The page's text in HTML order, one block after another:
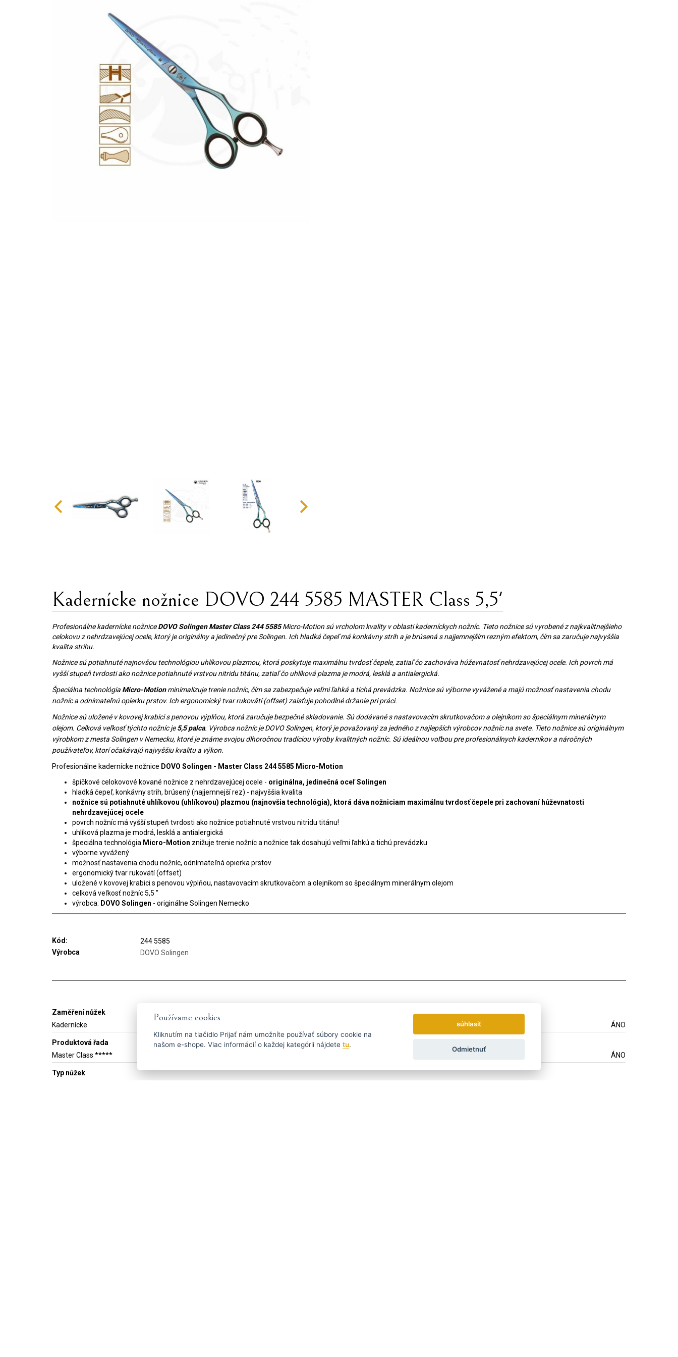
Kadernícke nožnice DOVO 244 5585 MASTER Class 5,5'
Profesionálne kadernícke nožniceDOVO Solingen Master Class 244 5585Micro-Motion sú vrcholom kvality v oblasti kaderníckych nožníc. Tieto nožnice sú vyrobené z najkvalitnejšieho
celokovu z nehrdzavejúcej ocele, ktorý je originálny a jedinečný pre Solingen. Ich hladká čepeľ má konkávny strih a je brúsená s najjemnejším rezným efektom, čím sa zaručuje najvyššia
kvalita strihu.
Nožnice sú potiahnuté najnovšou technológiou uhlíkovou plazmou, ktorá poskytuje maximálnu tvrdosť čepele, zatiaľ čo zachováva húževnatosť nehrdzavejúcej ocele. Ich povrch má
vyšší stupeň tvrdosti ako nožnice potiahnuté vrstvou nitridu titánu, zatiaľ čo uhlíková plazma je modrá, lesklá a antialergická.
Špeciálna technológia Micro-Motionminimalizuje trenie nožníc, čím sa zabezpečuje veľmi ľahká a tichá prevádzka. Nožnice sú výborne vyvážené a majú možnosť nastavenia chodu
nožníc a odnímateľnú opierku prstov. Ich ergonomický tvar rukovätí (offset) zaisťuje pohodlné držanie pri práci.
Nožnice sú uložené v kovovej krabici s penovou výplňou, ktorá zaručuje bezpečné skladovanie. Sú dodávané s nastavovacím skrutkovačom a olejníkom so špeciálnym minerálnym
olejom. Celková veľkosť týchto nožníc je5,5 palca. Výrobca nožníc je DOVO Solingen, ktorý je považovaný za jedného z najlepších výrobcov nožníc na svete. Tieto nožnice sú originálnym
výrobkom z mesta Solingen v Nemecku, ktoré je známe svojou dlhoročnou tradíciou výroby kvalitných nožníc. Sú ideálnou voľbou pre profesionálnych kaderníkov a náročných
používateľov, ktorí očakávajú najvyššiu kvalitu a výkon.
Profesionálne kadernícke nožnice DOVO Solingen - Master Class 244 5585 Micro-Motion
špičkové celokovové kované nožnice z nehrdzavejúcej ocele - originálna, jedinečná oceľ Solingen
hladká čepeľ, konkávny strih, brúsený (najjemnejší rez) - najvyššia kvalita
nožnice sú potiahnuté uhlíkovou (uhlíkovou) plazmou (najnovšia technológia), ktorá dáva nožniciam maximálnu tvrdosť čepele pri zachovaní húževnatosti
nehrdzavejúcej ocele
povrch nožníc má vyšší stupeň tvrdosti ako nožnice potiahnuté vrstvou nitridu titánu!
uhlíková plazma je modrá, lesklá a antialergická
špeciálna technológia Micro-Motion znižuje trenie nožníc a nožnice tak dosahujú veľmi ľahkú a tichú prevádzku
výborne vyvážený
možnosť nastavenia chodu nožníc, odnímateľná opierka prstov
ergonomický tvar rukovätí (offset)
uložené v kovovej krabici s penovou výplňou, nastavovacím skrutkovačom a olejníkom so špeciálnym minerálnym olejom
celková veľkosť nožníc 5,5 "
výrobca: DOVO Solingen - originálne Solingen Nemecko
Kód:
244 5585
Výrobca
DOVO Solingen
Zaměření nůžek
Kadernícke
ÁNO
Produktová řada
Master Class *****
ÁNO
Typ nůžek
Používame cookies
Kliknutím na tlačidlo Prijať nám umožníte používať súbory cookie na
našom e-shope. Viac informácií o každej kategórii nájdete tu.
súhlasiť
Odmietnuť